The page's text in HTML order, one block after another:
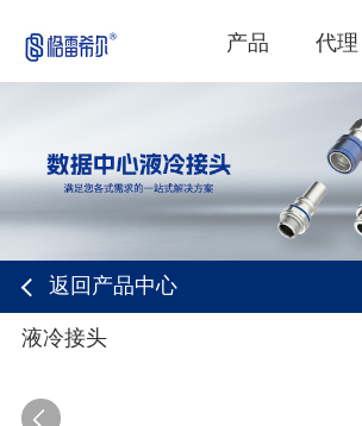
产品 代理
返回产品中心
液冷接头